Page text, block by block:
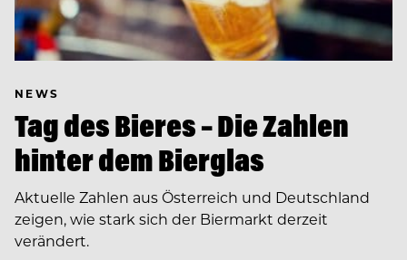
NEWS
Tag des Bieres – Die Zahlen
hinter dem Bierglas
Aktuelle Zahlen aus Österreich und Deutschland
zeigen, wie stark sich der Biermarkt derzeit
verändert.